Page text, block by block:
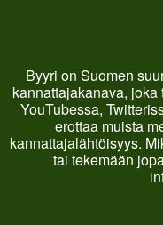
Byyri on Suomen
kannattajakanava,
YouTubessa,
erottaa muista
kannattajalähtöisyys.
tai tekemään